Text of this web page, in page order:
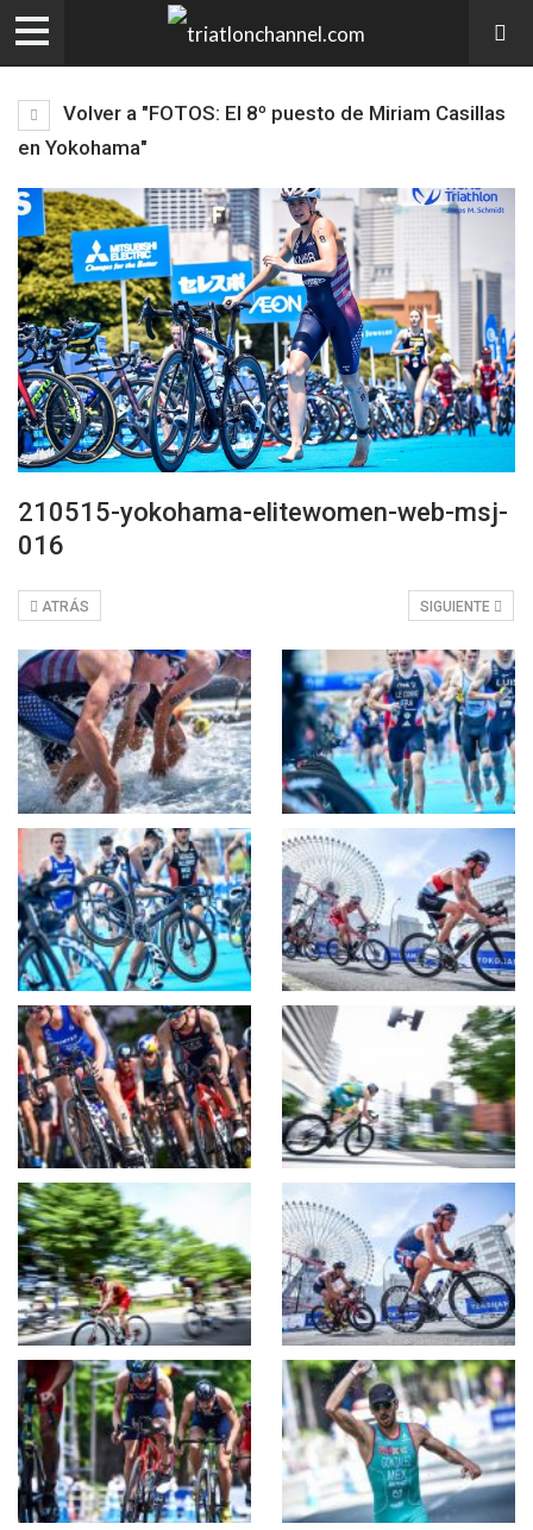
Volver a "FOTOS: El 8º puesto de Miriam Casillas
en Yokohama"
210515-yokohama-elitewomen-web-msj-
016
SIGUIENTE
ATRÁS